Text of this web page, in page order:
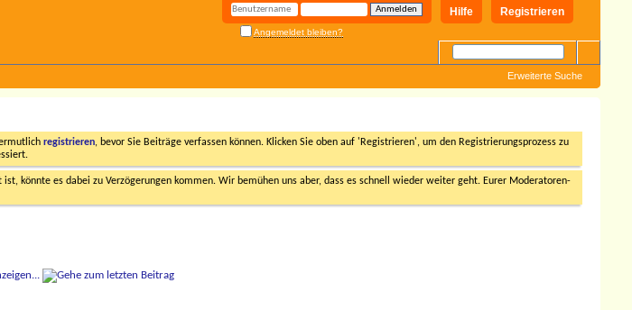
Registrieren
Hilfe
Angemeldet bleiben?
Erweiterte Suche
registrieren, bevor Sie Beiträge verfassen können. Klicken Sie oben auf 'Registrieren', um den Registrierungsprozess zu
könnte es dabei zu Verzögerungen kommen. Wir bemühen uns aber, dass es schnell wieder weiter geht. Eurer Moderatoren-